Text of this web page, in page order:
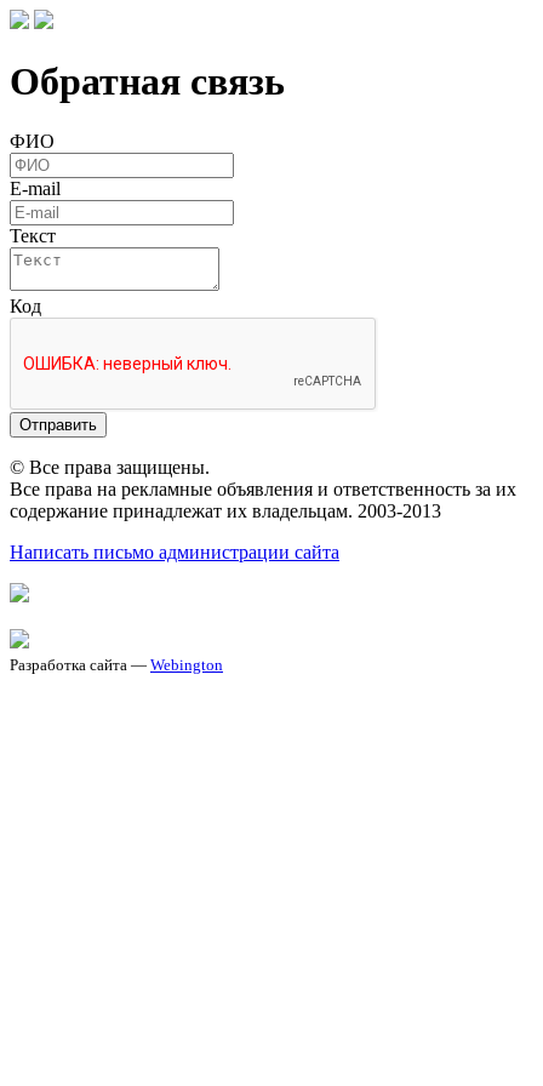
Обратная связь
ФИО
E-mail
Текст
Код
Отправить
© Все права защищены.
Все права на рекламные объявления и ответственность за их
содержание принадлежат их владельцам. 2003-2013
Написать письмо администрации сайта
Разработка сайта — Webington